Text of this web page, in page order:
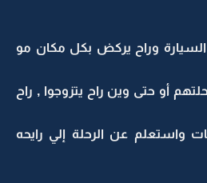
وراح يركض بكل مكان مو
أو حتى وين راح يتزوجوا , راح
واستعلم عن الرحلة إلي رايحه